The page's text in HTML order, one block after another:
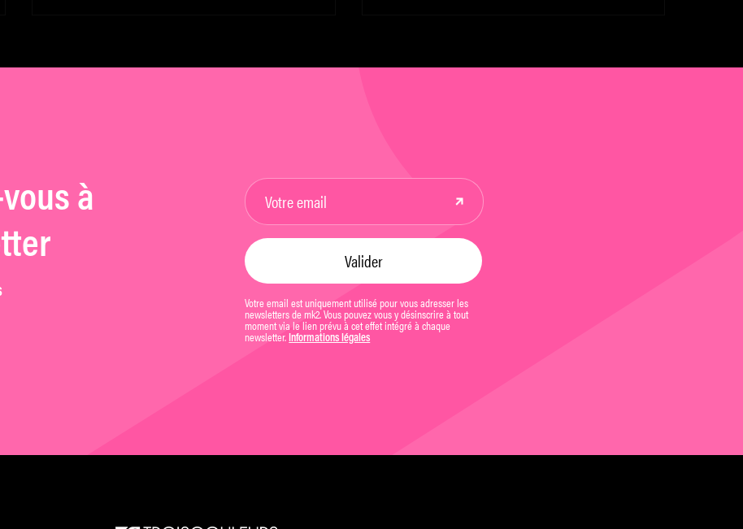
à
Votre email est uniquement utilisé pour vous adresser les
newsletters de mk2. Vous pouvez vous y désinscrire à tout
moment via le lien prévu à cet effet intégré à chaque
newsletter. Informations légales